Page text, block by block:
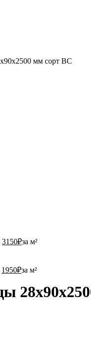
мм сорт ВС
3150₽за м²
1950₽за м²